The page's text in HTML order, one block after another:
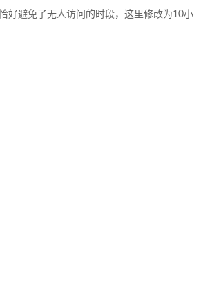
好避免了无人访问的时段，这里修改为10小